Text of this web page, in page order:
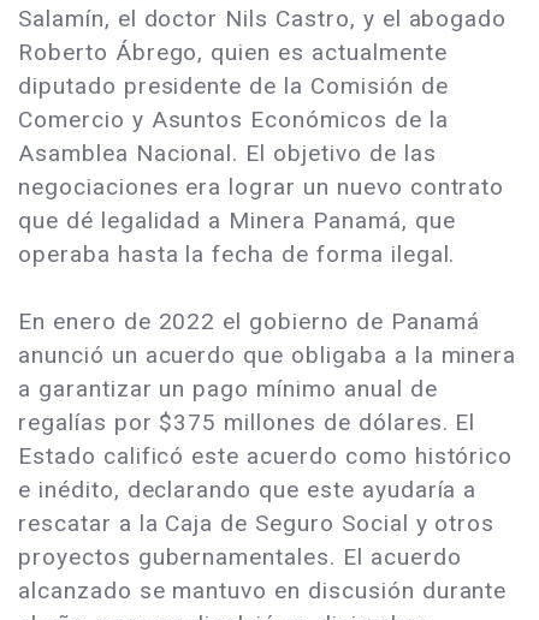
Salamín, el doctor Nils Castro, y el abogado
Roberto Ábrego, quien es actualmente
diputado presidente de la Comisión de
Comercio y Asuntos Económicos de la
Asamblea Nacional. El objetivo de las
negociaciones era lograr un nuevo contrato
que dé legalidad a Minera Panamá, que
operaba hasta la fecha de forma ilegal.
En enero de 2022 el gobierno de Panamá
anunció un acuerdo que obligaba a la minera
a garantizar un pago mínimo anual de
regalías por $375 millones de dólares. El
Estado calificó este acuerdo como histórico
e inédito, declarando que este ayudaría a
rescatar a la Caja de Seguro Social y otros
proyectos gubernamentales. El acuerdo
alcanzado se mantuvo en discusión durante